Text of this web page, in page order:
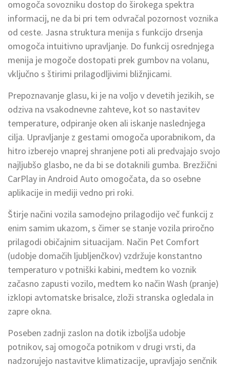
omogoča sovozniku dostop do širokega spektra
informacij, ne da bi pri tem odvračal pozornost voznika
od ceste. Jasna struktura menija s funkcijo drsenja
omogoča intuitivno upravljanje. Do funkcij osrednjega
menija je mogoče dostopati prek gumbov na volanu,
vključno s štirimi prilagodljivimi bližnjicami.
Prepoznavanje glasu, ki je na voljo v devetih jezikih, se
odziva na vsakodnevne zahteve, kot so nastavitev
temperature, odpiranje oken ali iskanje naslednjega
cilja. Upravljanje z gestami omogoča uporabnikom, da
hitro izberejo vnaprej shranjene poti ali predvajajo svojo
najljubšo glasbo, ne da bi se dotaknili gumba. Brezžični
CarPlay in Android Auto omogočata, da so osebne
aplikacije in mediji vedno pri roki.
Štirje načini vozila samodejno prilagodijo več funkcij z
enim samim ukazom, s čimer se stanje vozila priročno
prilagodi običajnim situacijam. Način Pet Comfort
(udobje domačih ljubljenčkov) vzdržuje konstantno
temperaturo v potniški kabini, medtem ko voznik
začasno zapusti vozilo, medtem ko način Wash (pranje)
izklopi avtomatske brisalce, zloži stranska ogledala in
zapre okna.
Poseben zadnji zaslon na dotik izboljša udobje
potnikov, saj omogoča potnikom v drugi vrsti, da
nadzorujejo nastavitve klimatizacije, upravljajo senčnik